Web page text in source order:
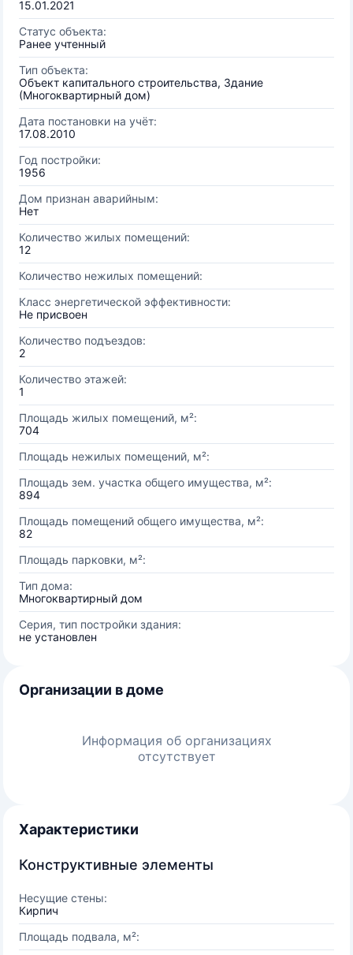
15.01.2021
Статус объекта:
Ранее учтенный
Тип объекта:
Объект капитального строительства, Здание
(Многоквартирный дом)
Дата постановки на учёт:
17.08.2010
Год постройки:
1956
Дом признан аварийным:
Нет
Количество жилых помещений:
12
Количество нежилых помещений:
Класс энергетической эффективности:
Не присвоен
Количество подъездов:
2
Количество этажей:
1
Площадь жилых помещений, м²:
704
Площадь нежилых помещений, м²:
Площадь зем. участка общего имущества, м²:
894
Площадь помещений общего имущества, м²:
82
Площадь парковки, м²:
Тип дома:
Многоквартирный дом
Серия, тип постройки здания:
не установлен
Организации в доме
Информация об организациях
отсутствует
Характеристики
Конструктивные элементы
Несущие стены:
Кирпич
Площадь подвала, м²: